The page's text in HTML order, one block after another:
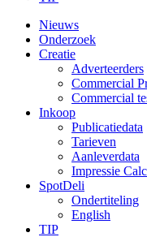
Nieuws
Onderzoek
Creatie
Adverteerders
Commercial
Commercial
Inkoop
Publicatiedata
Tarieven
Aanleverdata
Impressie
SpotDeli
Ondertiteling
English
TIP